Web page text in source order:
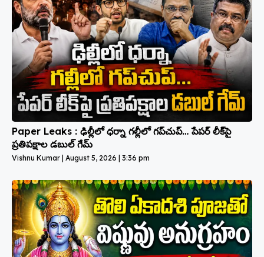
Paper Leaks : ఢిల్లీలో ధర్నా గల్లీలో గప్‌చుప్… పేపర్ లీక్‌పై
ప్రతిపక్షాల డబుల్ గేమ్
Vishnu Kumar August 5, 2026 3:36 pm